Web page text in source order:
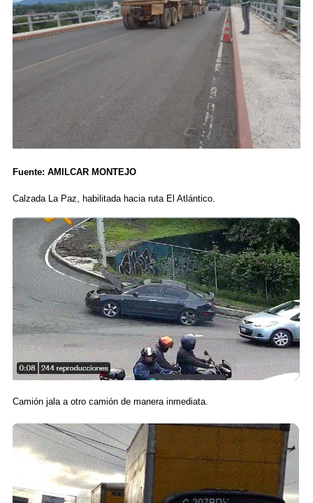
Fuente: AMILCAR MONTEJO
Calzada La Paz, habilitada hacia ruta El Atlántico.
Camión jala a otro camión de manera inmediata.